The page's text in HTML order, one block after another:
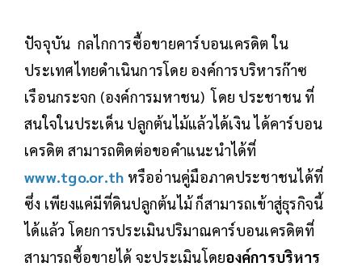
ปัจจุบัน กลไกการซื้อขายคาร์บอนเครดิต ใน
ประเทศไทยดำเนินการโดย องค์การบริหารก๊าซ
เรือนกระจก (องค์การมหาชน) โดย ประชาชน ที่
สนใจในประเด็น ปลูกต้นไม้แล้วได้เงิน ได้คาร์บอน
เครดิต สามารถติดต่อขอคำแนะนำได้ที่
www.tgo.or.th หรืออ่านคู่มือภาคประชาชนได้ที่
ซึ่ง เพียงแค่มีที่ดินปลูกต้นไม้ ก็สามารถเข้าสู่ธุรกิจนี้
ได้แล้ว โดยการประเมินปริมาณคาร์บอนเครดิตที่
สามารถซื้อขายได้ จะประเมินโดยองค์การบริหาร